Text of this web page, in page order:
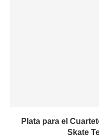
Plata para el
Skate